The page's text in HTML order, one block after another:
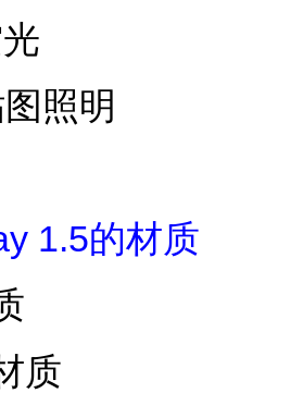
照明
1.5的材质
质